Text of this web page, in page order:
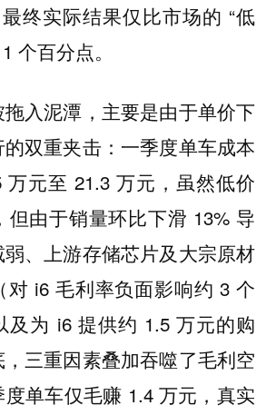
终实际结果仅比市场的 “低
个百分点。
入泥潭，主要是由于单价下
双重夹击：一季度单车成本
万元至 21.3 万元，虽然低价
但由于销量环比下滑 13% 导
、上游存储芯片及大宗原材
对 i6 毛利率负面影响约 3 个
及为 i6 提供约 1.5 万元的购
三重因素叠加吞噬了毛利空
单车仅毛赚 1.4 万元，真实